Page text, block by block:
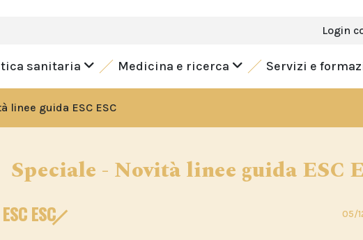
Login
sanitaria Medicina e ricerca Servizi e
linee guida ESC ESC
Speciale - Novità linee guida ESC
ESC 05/